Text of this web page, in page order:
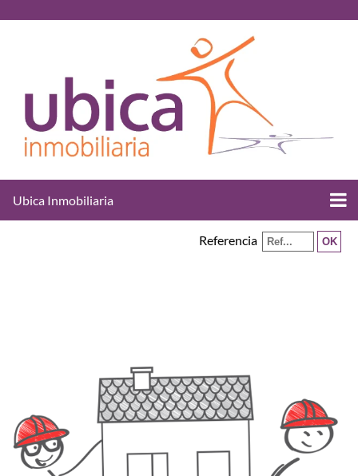
Ubica Inmobiliaria
Referencia